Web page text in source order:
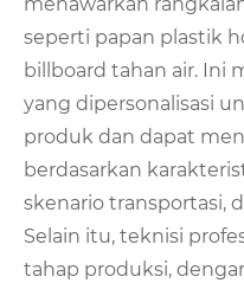
seperti papan plastik
billboard tahan air. Ini
yang dipersonalisasi
produk dan dapat
berdasarkan
skenario transportasi,
Selain itu, teknisi
tahap produksi,